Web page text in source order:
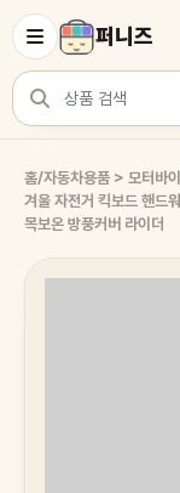
퍼니즈
상품 검색
홈/자동차용품 > 모터바
겨울 자전거 킥보드 핸드
목보온 방풍커버 라이더